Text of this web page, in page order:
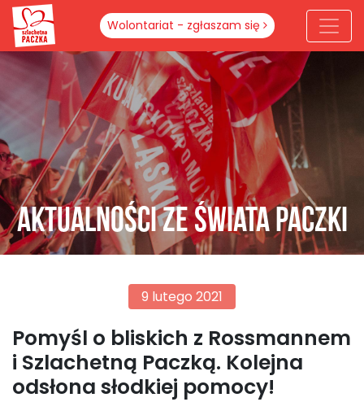
Wolontariat - zgłaszam się
Aktualności ze świata paczki
9 lutego 2021
Pomyśl o bliskich z Rossmannem
i Szlachetną Paczką. Kolejna
odsłona słodkiej pomocy!